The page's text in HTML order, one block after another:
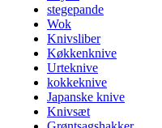
stegepande
Wok
Knivsliber
Køkkenknive
Urteknive
kokkeknive
Japanske knive
Knivsæt